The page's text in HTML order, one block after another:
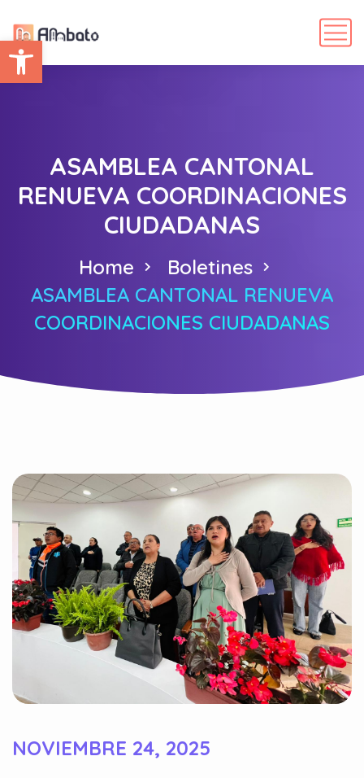
Abrir barra de herramientas
ASAMBLEA CANTONAL
RENUEVA COORDINACIONES
CIUDADANAS
Home
Boletines
ASAMBLEA CANTONAL RENUEVA
COORDINACIONES CIUDADANAS
NOVIEMBRE 24, 2025